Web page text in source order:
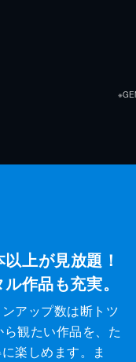
以上が見放題！
作品も充実。
アップ数は断トツ
観たい作品を、た
楽しめます。ま